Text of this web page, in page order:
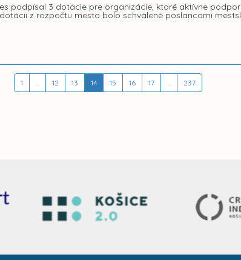
podpísal 3 dotácie pre organizácie, ktoré aktívne
z rozpočtu mesta bolo schválené poslancami
1 ... 12 13 14 15 16 17 ... 237